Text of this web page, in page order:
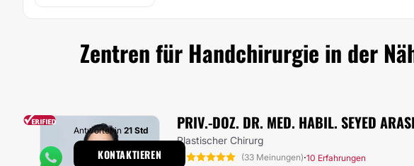
Zentren für Handchirurgie in der
PRIV.-DOZ. DR. MED. HABIL. SEYED
Plastischer Chirurg
(33 Meinungen)·10 Erfahrungen
Antwortet in 21 Std
KONTAKTIEREN